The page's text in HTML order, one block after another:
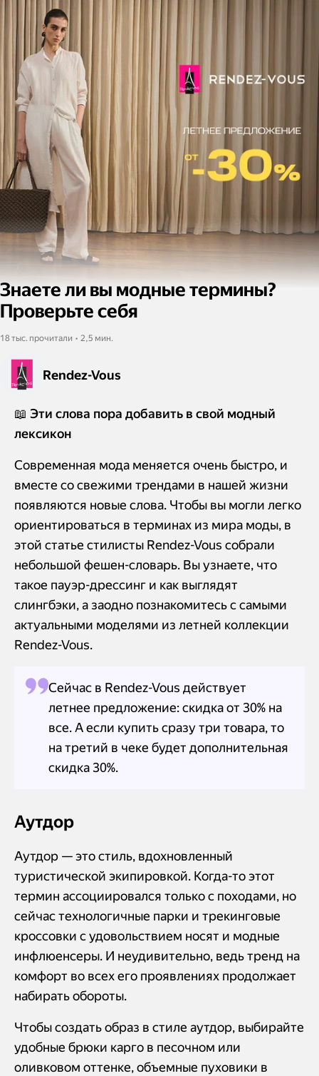
Знаете ли вы модные термины?
Проверьте себя
18 тыс. прочитали • 2,5 мин.
Rendez-Vous
📖 Эти слова пора добавить в свой модный
лексикон
Современная мода меняется очень быстро, и
вместе со свежими трендами в нашей жизни
появляются новые слова. Чтобы вы могли легко
ориентироваться в терминах из мира моды, в
этой статье стилисты Rendez-Vous собрали
небольшой фешен-словарь. Вы узнаете, что
такое пауэр-дрессинг и как выглядят
слингбэки, а заодно познакомитесь с самыми
актуальными моделями из летней коллекции
Rendez-Vous.
Сейчас в Rendez-Vous действует
летнее предложение: скидка от 30% на
все. А если купить сразу три товара, то
на третий в чеке будет дополнительная
скидка 30%.
Аутдор
Аутдор — это стиль, вдохновленный
туристической экипировкой. Когда-то этот
термин ассоциировался только с походами, но
сейчас технологичные парки и трекинговые
кроссовки с удовольствием носят и модные
инфлюенсеры. И неудивительно, ведь тренд на
комфорт во всех его проявлениях продолжает
набирать обороты.
Чтобы создать образ в стиле аутдор, выбирайте
удобные брюки карго в песочном или
оливковом оттенке, объемные пуховики в